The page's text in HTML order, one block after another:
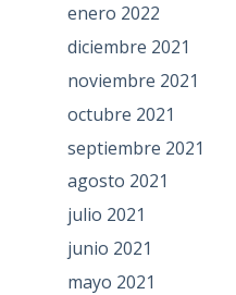
enero 2022
diciembre 2021
noviembre 2021
octubre 2021
septiembre 2021
agosto 2021
julio 2021
junio 2021
mayo 2021